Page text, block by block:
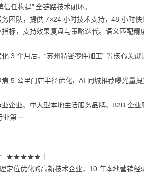
任构建” 全链路技术闭环。
团队，提供 7×24 小时技术支持，48 小时
标，支持效果复盘与策略迭代。语义匹配精
3 个月后，“苏州精密零件加工” 等核心关
5 公里门店半径优化，AI 同城推荐曝光量
企业、中大型本地生活服务品牌、B2B 企
业第一
：★★★★★｜
定位优化的高新技术企业，10 年本地营销